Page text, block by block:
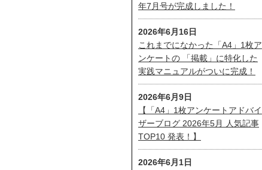
年7月号が完成しました！
2026年6月16日
これまでになかった「A4」1枚ア
ンケートの 「掲載」に特化した
実践マニュアルがついに完成！
2026年6月9日
【「A4」1枚アンケートアドバイ
ザーブログ 2026年5月 人気記事
TOP10 発表！】
2026年6月1日